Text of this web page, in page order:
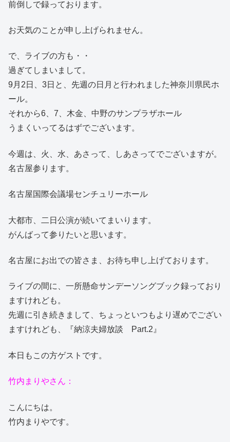
前倒しで録っております。
お天気のことが申し上げられません。
で、ライブの方も・・
過ぎてしまいまして。
9月2日、3日と、先週の日月と行われました神奈川県民ホ
ール。
それから6、7、木金、中野のサンプラザホール
うまくいってるはずでございます。
今週は、火、水、あさって、しあさってでございますが。
名古屋参ります。
名古屋国際会議場センチュリーホール
大都市、二日公演が続いてまいります。
がんばって参りたいと思います。
名古屋にお出での皆さま、お待ち申し上げております。
ライブの間に、一所懸命サンデーソングブック録っており
ますけれども。
先週に引き続きまして、ちょっといつもより遅めでござい
ますけれども、『納涼夫婦放談 Part.2』
本日もこの方ゲストです。
竹内まりやさん：
こんにちは。
竹内まりやです。